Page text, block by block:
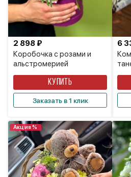
Коробочка с розами и
альстромерией
2 898 ₽
КУПИТЬ
Заказать в 1 клик
6
Акция %